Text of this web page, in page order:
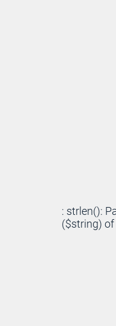
: strlen():
($string)